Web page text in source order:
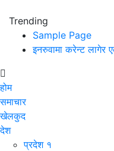
Trending
Sample Page
इनरुवामा करेन्ट लागेर
होम
समाचार
खेलकुद
देश
प्रदेश १